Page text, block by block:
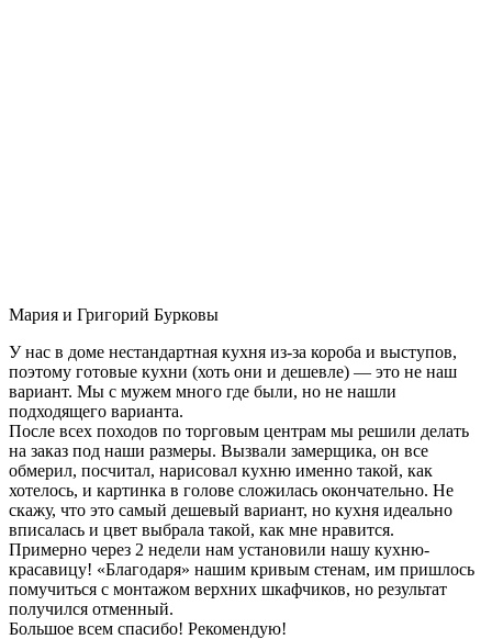
Мария и Григорий Бурковы
У нас в доме нестандартная кухня из-за короба и выступов,
поэтому готовые кухни (хоть они и дешевле) — это не наш
вариант. Мы с мужем много где были, но не нашли
подходящего варианта.
После всех походов по торговым центрам мы решили делать
на заказ под наши размеры. Вызвали замерщика, он все
обмерил, посчитал, нарисовал кухню именно такой, как
хотелось, и картинка в голове сложилась окончательно. Не
скажу, что это самый дешевый вариант, но кухня идеально
вписалась и цвет выбрала такой, как мне нравится.
Примерно через 2 недели нам установили нашу кухню-
красавицу! «Благодаря» нашим кривым стенам, им пришлось
помучиться с монтажом верхних шкафчиков, но результат
получился отменный.
Большое всем спасибо! Рекомендую!